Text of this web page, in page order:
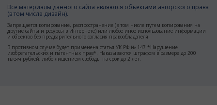
Все материалы данного сайта являются объектами авторского права
(в том числе дизайн).
Запрещается копирование, распространение (в том числе путем копирования на
другие сайты и ресурсы в Интернете) или любое иное использование информации
и объектов без предварительного согласия правообладателя.
В противном случае будет применена статья УК РФ № 147 *Нарушение
изобретательских и патентных прав*. Наказываются штрафом в размере до 200
тысяч рублей, либо лишением свободы на срок до 2 лет.